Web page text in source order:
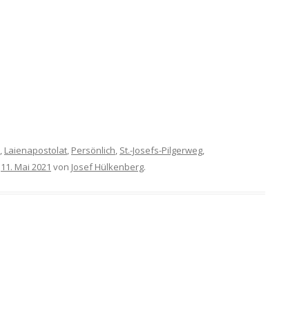
, Laienapostolat, Persönlich, St.-Josefs-Pilgerweg,
11. Mai 2021 von Josef Hülkenberg.